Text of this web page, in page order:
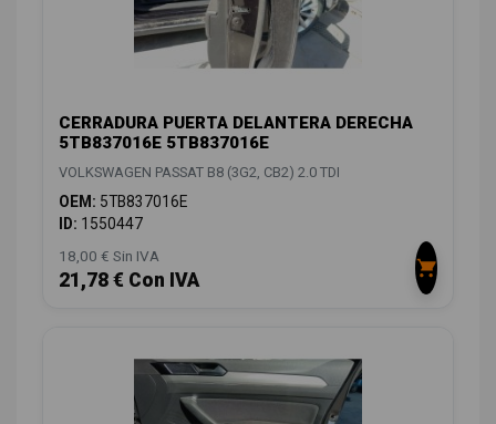
CERRADURA PUERTA DELANTERA DERECHA
5TB837016E 5TB837016E
VOLKSWAGEN PASSAT B8 (3G2, CB2) 2.0 TDI
OEM: 5TB837016E
ID: 1550447
18,00 € Sin IVA
21,78 € Con IVA